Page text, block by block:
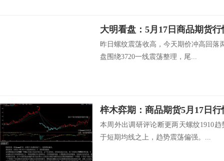
大明看盘：5月17日商品期货
昨日螺纹震荡收高，今天期价冲高回落
盘围绕3720一线震荡整理，尾...
梓木弈期：商品期货5月17日
本周外出调研评论断更两天螺纹1910
于短期均线之上，趋势震荡偏强。...